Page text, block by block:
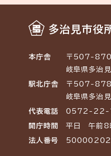
多治見市役
本庁舎
〒507-
岐阜県多治
駅北庁舎
〒507-
岐阜県多治
代表電話 0572-22-
開庁時間 平日 午前8
法人番号